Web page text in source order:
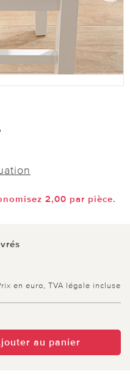
2,00 par pièce.
en euro, TVA légale incluse
au panier